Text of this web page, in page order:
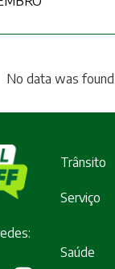
No data was found
Trânsito
Serviço
Saúde